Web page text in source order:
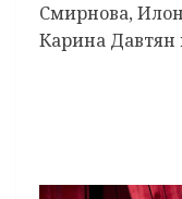
Смирнова,
Карина Давтян